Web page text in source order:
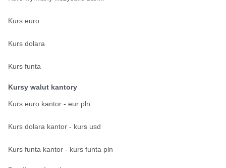
Kurs euro
Kurs dolara
Kurs funta
Kursy walut kantory
Kurs euro kantor - eur pln
Kurs dolara kantor - kurs usd
Kurs funta kantor - kurs funta pln